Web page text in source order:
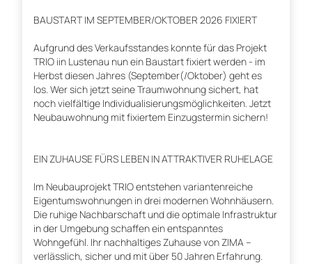
BAUSTART IM SEPTEMBER/OKTOBER 2026 FIXIERT
Aufgrund des Verkaufsstandes konnte für das Projekt
TRIO iin Lustenau nun ein Baustart fixiert werden - im
Herbst diesen Jahres (September(/Oktober) geht es
los. Wer sich jetzt seine Traumwohnung sichert, hat
noch vielfältige Individualisierungsmöglichkeiten. Jetzt
Neubauwohnung mit fixiertem Einzugstermin sichern!
EIN ZUHAUSE FÜRS LEBEN IN ATTRAKTIVER RUHELAGE
Im Neubauprojekt TRIO entstehen variantenreiche
Eigentumswohnungen in drei modernen Wohnhäusern.
Die ruhige Nachbarschaft und die optimale Infrastruktur
in der Umgebung schaffen ein entspanntes
Wohngefühl. Ihr nachhaltiges Zuhause von ZIMA –
verlässlich, sicher und mit über 50 Jahren Erfahrung.